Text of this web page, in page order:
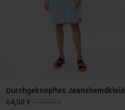
Durchgeknöpftes Jeanshemdkleid
64,50 €